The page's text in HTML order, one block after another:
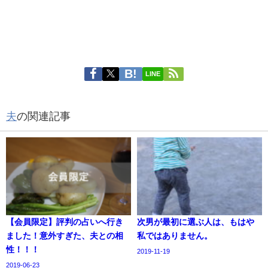
LINE
夫の関連記事
【会員限定】評判の占いへ行き
ました！意外すぎた、夫との相
性！！！
2019-06-23
次男が最初に選ぶ人は、もはや
私ではありません。
2019-11-19